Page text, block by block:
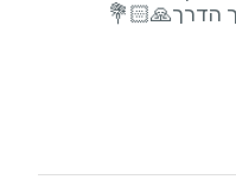
הדרך🙏🏻💐